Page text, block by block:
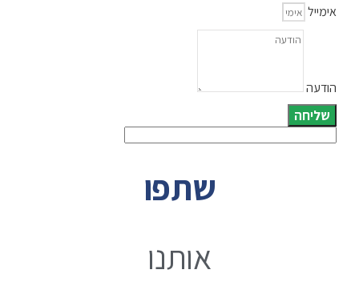
אימייל
הודעה
שליחה
שתפו
אותנו